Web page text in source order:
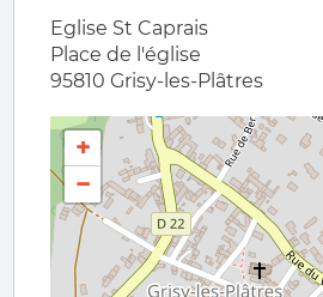
Eglise St Caprais
Place de l'église
95810 Grisy-les-Plâtres
+
−